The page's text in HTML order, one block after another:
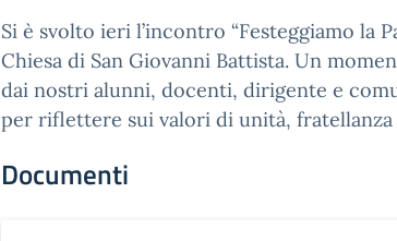
Si è svolto ieri l’incontro “Festeggiamo la
Chiesa di San Giovanni Battista. Un
dai nostri alunni, docenti, dirigente e
per riflettere sui valori di unità, fratellanza
Documenti